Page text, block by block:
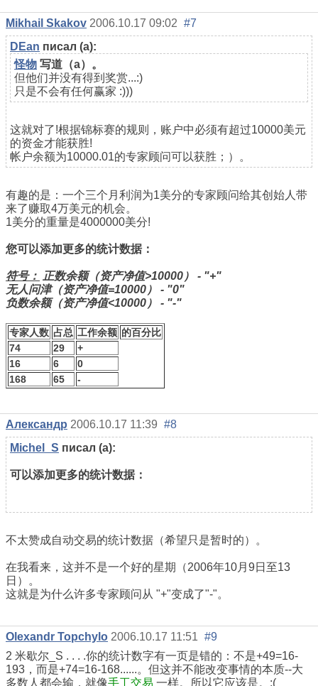
Mikhail Skakov 2006.10.17 09:02 #7
DEan писал (а):
怪物 写道（a）。
但他们并没有得到奖赏...:)
只是不会有任何赢家 :)))
这就对了!根据锦标赛的规则，账户中必须有超过10000美元
的资金才能获胜!
帐户余额为10000.01的专家顾问可以获胜；）。
有趣的是：一个三个月利润为1美分的专家顾问给其创始人带
来了赚取4万美元的机会。
1美分的重量是4000000美分!
您可以添加更多的统计数据：
符号：
正数余额（资产净值>10000） - "+"
无人问津（资产净值=10000） - "0"
负数余额（资产净值<10000） - "-"
专家人数 占总 工作余额 的百分比
74
29
+
16
6
0
168
65 -
Александр 2006.10.17 11:39 #8
Michel_S писал (а):
可以添加更多的统计数据：
不太赞成自动交易的统计数据（希望只是暂时的）。
在我看来，这并不是一个好的星期（2006年10月9日至13
日）。
这就是为什么许多专家顾问从 "+"变成了"-"。
Olexandr Topchylo 2006.10.17 11:51 #9
2 米歇尔_S . . . .你的统计数字有一页是错的：不是+49=16-
193，而是+74=16-168......。但这并不能改变事情的本质--大
多数人都会输，就像手工交易 一样。所以它应该是。:(